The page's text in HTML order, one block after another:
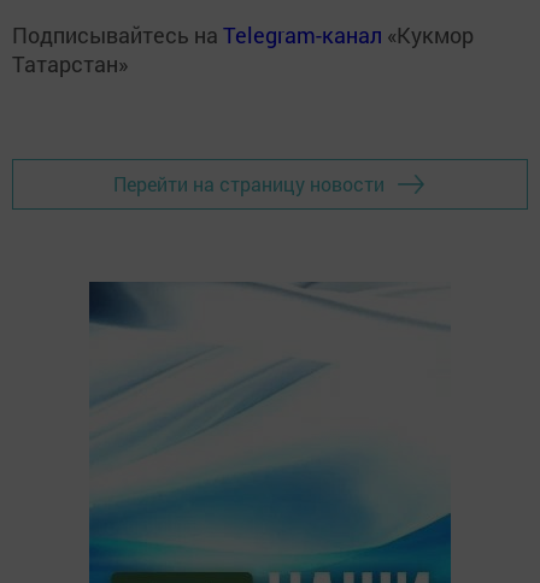
Подписывайтесь на Telegram-канал «Кукмор
Татарстан»
Перейти на страницу новости